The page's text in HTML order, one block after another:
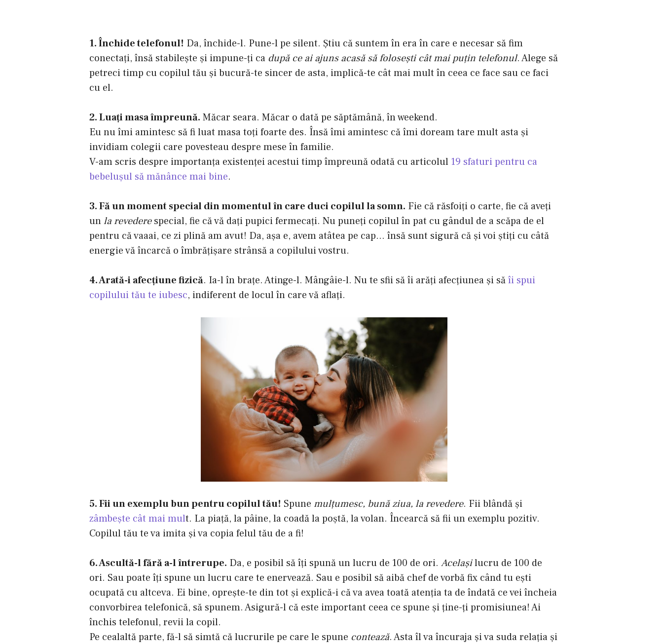
1. Închide telefonul! Da, închide-l. Pune-l pe silent. Ştiu că suntem în era în care e necesar să fim
conectaţi, însă stabileşte şi impune-ţi ca după ce ai ajuns acasă să foloseşti cât mai puţin telefonul. Alege să
petreci timp cu copilul tău şi bucură-te sincer de asta, implică-te cât mai mult în ceea ce face sau ce faci
cu el.
2. Luaţi masa împreună. Măcar seara. Măcar o dată pe săptămână, în weekend.
Eu nu îmi amintesc să fi luat masa toţi foarte des. Însă îmi amintesc că îmi doream tare mult asta şi
invidiam colegii care povesteau despre mese în familie.
V-am scris despre importanţa existenţei acestui timp împreună odată cu articolul 19 sfaturi pentru ca
bebeluşul să mănânce mai bine.
3. Fă un moment special din momentul în care duci copilul la somn. Fie că răsfoiţi o carte, fie că aveţi
unla revederespecial, fie că vă daţi pupici fermecaţi. Nu puneţi copilul în pat cu gândul de a scăpa de el
pentru că vaaai, ce zi plină am avut! Da, aşa e, avem atâtea pe cap… însă sunt sigură că şi voi ştiţi cu câtă
energie vă încarcă o îmbrăţişare strânsă a copilului vostru.
4. Arată-i afecţiune fizică. Ia-l în braţe. Atinge-l. Mângâie-l. Nu te sfii să îi arăţi afecţiunea şi săîi spui
copilului tău te iubesc, indiferent de locul în care vă aflaţi.
5. Fii un exemplu bun pentru copilul tău! Spune mulţumesc, bună ziua, la revedere. Fii blândă şi
zâmbeşte cât mai mult. La piaţă, la pâine, la coadă la poştă, la volan. Încearcă să fii un exemplu pozitiv.
Copilul tău te va imita şi va copia felul tău de a fi!
6. Ascultă-l fără a-l întrerupe. Da, e posibil să îţi spună un lucru de 100 de ori. Acelaşilucru de 100 de
ori. Sau poate îţi spune un lucru care te enervează. Sau e posibil să aibă chef de vorbă fix când tu eşti
ocupată cu altceva. Ei bine, opreşte-te din tot şi explică-i că va avea toată atenţia ta de îndată ce vei încheia
convorbirea telefonică, să spunem. Asigură-l că este important ceea ce spune şi ţine-ţi promisiunea! Ai
închis telefonul, revii la copil.
Pe cealaltă parte, fă-l să simtă că lucrurile pe care le spune contează. Asta îl va încuraja şi va suda relaţia şi